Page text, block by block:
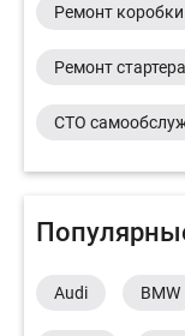
Ремонт
Ремонт
СТО
Audi BMW